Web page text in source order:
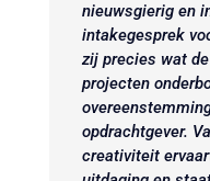
nieuwsgierig en
intakegesprek
zij precies wat
projecten
opdrachtgever.
creativiteit